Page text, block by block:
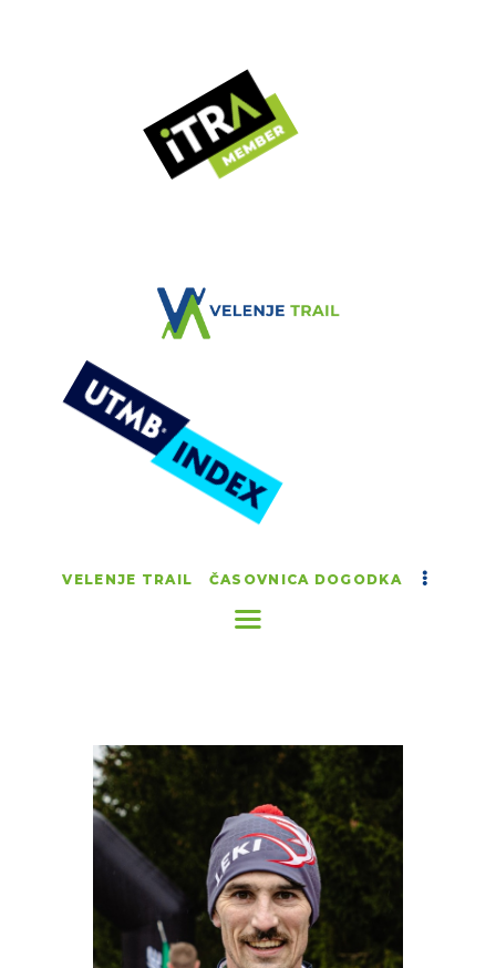
VELENJE TRAIL ČASOVNICA DOGODKA
VELENJE TRAIL
Zimska tekaška avantura
REZULTATI
GALERIJA
KONTAKT